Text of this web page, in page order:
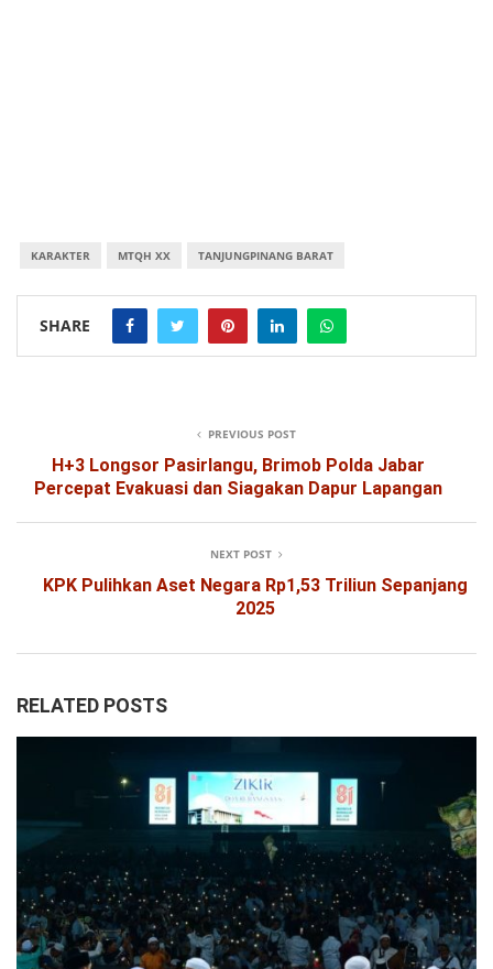
KARAKTER MTQH XX TANJUNGPINANG BARAT
SHARE
PREVIOUS POST
H+3 Longsor Pasirlangu, Brimob Polda Jabar
Percepat Evakuasi dan Siagakan Dapur Lapangan
NEXT POST
KPK Pulihkan Aset Negara Rp1,53 Triliun Sepanjang
2025
RELATED POSTS